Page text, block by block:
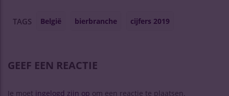
TAGS België bierbranche cijfers 2019
GEEF EEN REACTIE
Je moet ingelogd zijn op om een reactie te plaatsen.